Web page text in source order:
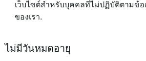
เว็บไซต์สำหรับบุคคลที่ไม่ปฏิบัติตามข้อ
ของเรา.
ไม่มีวันหมดอายุ